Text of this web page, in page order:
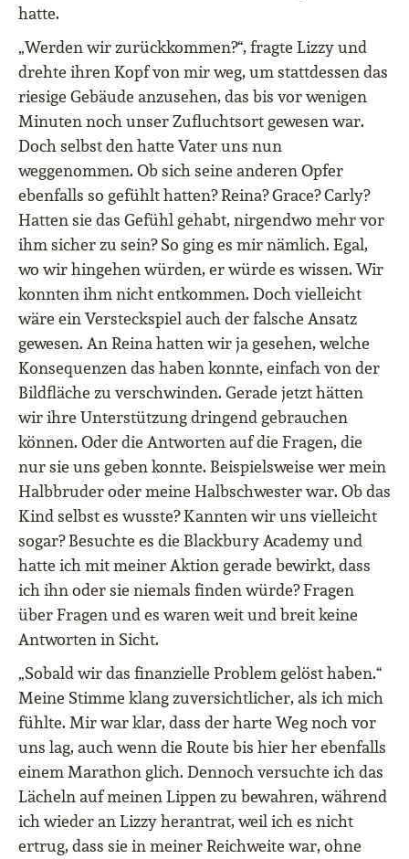
hatte.
„Werden wir zurückkommen?“, fragte Lizzy und
drehte ihren Kopf von mir weg, um stattdessen das
riesige Gebäude anzusehen, das bis vor wenigen
Minuten noch unser Zufluchtsort gewesen war.
Doch selbst den hatte Vater uns nun
weggenommen. Ob sich seine anderen Opfer
ebenfalls so gefühlt hatten? Reina? Grace? Carly?
Hatten sie das Gefühl gehabt, nirgendwo mehr vor
ihm sicher zu sein? So ging es mir nämlich. Egal,
wo wir hingehen würden, er würde es wissen. Wir
konnten ihm nicht entkommen. Doch vielleicht
wäre ein Versteckspiel auch der falsche Ansatz
gewesen. An Reina hatten wir ja gesehen, welche
Konsequenzen das haben konnte, einfach von der
Bildfläche zu verschwinden. Gerade jetzt hätten
wir ihre Unterstützung dringend gebrauchen
können. Oder die Antworten auf die Fragen, die
nur sie uns geben konnte. Beispielsweise wer mein
Halbbruder oder meine Halbschwester war. Ob das
Kind selbst es wusste? Kannten wir uns vielleicht
sogar? Besuchte es die Blackbury Academy und
hatte ich mit meiner Aktion gerade bewirkt, dass
ich ihn oder sie niemals finden würde? Fragen
über Fragen und es waren weit und breit keine
Antworten in Sicht.
„Sobald wir das finanzielle Problem gelöst haben.“
Meine Stimme klang zuversichtlicher, als ich mich
fühlte. Mir war klar, dass der harte Weg noch vor
uns lag, auch wenn die Route bis hier her ebenfalls
einem Marathon glich. Dennoch versuchte ich das
Lächeln auf meinen Lippen zu bewahren, während
ich wieder an Lizzy herantrat, weil ich es nicht
ertrug, dass sie in meiner Reichweite war, ohne